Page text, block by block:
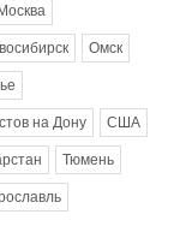
Омск
на Дону США
Тюмень